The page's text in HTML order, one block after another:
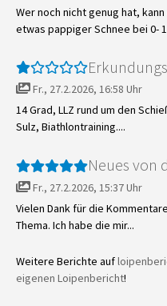
Wer noch nicht genug hat,
etwas pappiger Schnee bei 0-
Fr., 27.2.2026, 16:58 Uhr
14 Grad, LLZ rund um den
Sulz, Biathlontraining....
Neues von
Fr., 27.2.2026, 15:37 Uhr
Vielen Dank für die
Thema. Ich habe die mir...
Weitere Berichte auf
eigenen Loipenbericht!